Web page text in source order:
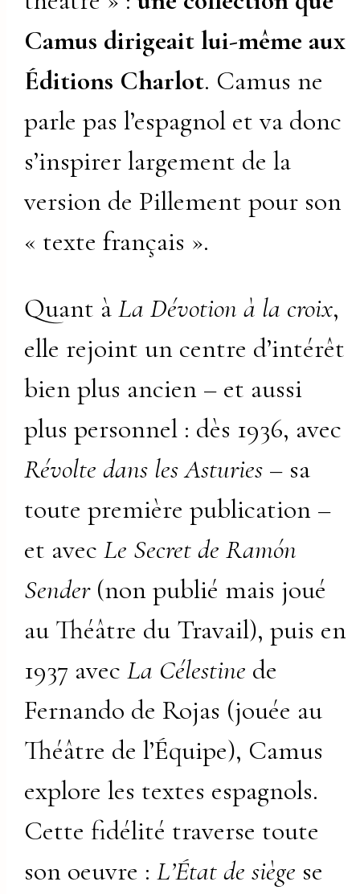
Camus dirigeait lui-même aux
Éditions Charlot. Camus ne
parle pas l’espagnol et va donc
s’inspirer largement de la
version de Pillement pour son
« texte français ».
Quant àLa Dévotion à la croix,
elle rejoint un centre d’intérêt
bien plus ancien – et aussi
plus personnel : dès 1936, avec
Révolte dans les Asturies – sa
toute première publication –
et avecLe Secret de Ramón
Sender(non publié mais joué
au Théâtre du Travail), puis en
1937 avecLa Célestine de
Fernando de Rojas (jouée au
Théâtre de l’Équipe), Camus
explore les textes espagnols.
Cette fidélité traverse toute
son oeuvre :L’État de siège se